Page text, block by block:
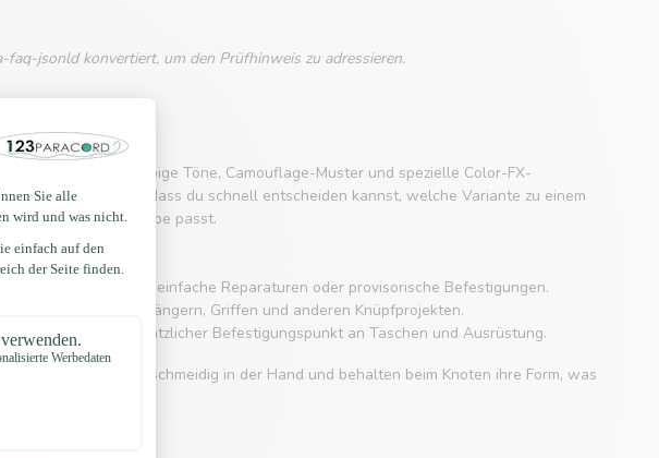
jsonld konvertiert, um den Prüfhinweis zu adressieren.
und Designs: einfarbige Töne, Camouflage-Muster und spezielle Color-FX-
sortiert, sodass du schnell entscheiden kannst, welche Variante zu einem
Befestigungsaufgabe passt.
zu verarbeiten für einfache Reparaturen oder provisorische Befestigungen.
Schlüsselanhängern, Griffen und anderen Knüpfprojekten.
oder als zusätzlicher Befestigungspunkt an Taschen und Ausrüstung.
Schnüre liegen geschmeidig in der Hand und behalten beim Knoten ihre Form, was